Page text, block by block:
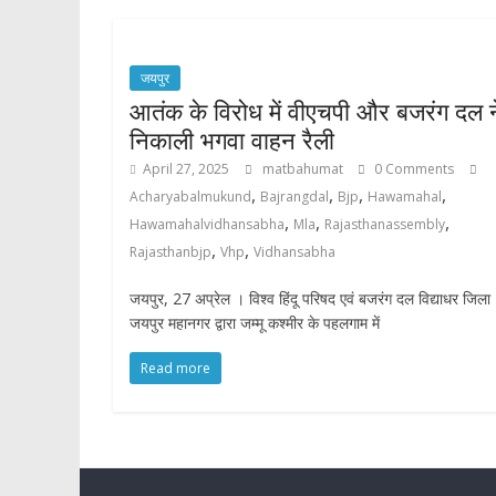
जयपुर
आतंक के विरोध में वीएचपी और बजरंग दल
निकाली भगवा वाहन रैली
April 27, 2025 matbahumat
0 Comments
Acharyabalmukund, Bajrangdal, Bjp, Hawamahal,
Hawamahalvidhansabha, Mla, Rajasthanassembly,
Rajasthanbjp, Vhp, Vidhansabha
जयपुर, 27 अप्रेल । विश्व हिंदू परिषद एवं बजरंग दल विद्याधर जिला
जयपुर महानगर द्वारा जम्मू कश्मीर के पहलगाम में
Read more